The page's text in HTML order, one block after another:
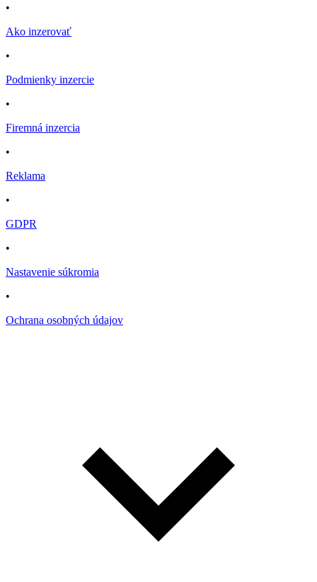
•
Ako inzerovať
•
Podmienky inzercie
•
Firemná inzercia
•
Reklama
•
GDPR
•
Nastavenie súkromia
•
Ochrana osobných údajov